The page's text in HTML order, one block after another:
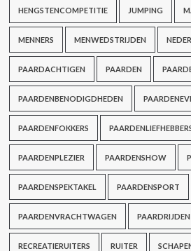
HENGSTENCOMPETITIE JUMPING
MENNERS MENWEDSTRIJDEN
PAARDACHTIGEN PAARDEN
PAARDENBENODIGDHEDEN
PAARDENFOKKERS
PAARDENPLEZIER PAARDENSHOW
PAARDENSPEKTAKEL PAARDENSPORT
PAARDENVRACHTWAGEN PAARDRIJDEN
RECREATIERUITERS RUITER